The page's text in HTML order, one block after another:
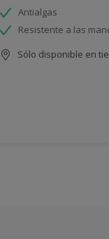
Antialgas
Resistente a las
Sólo disponible en